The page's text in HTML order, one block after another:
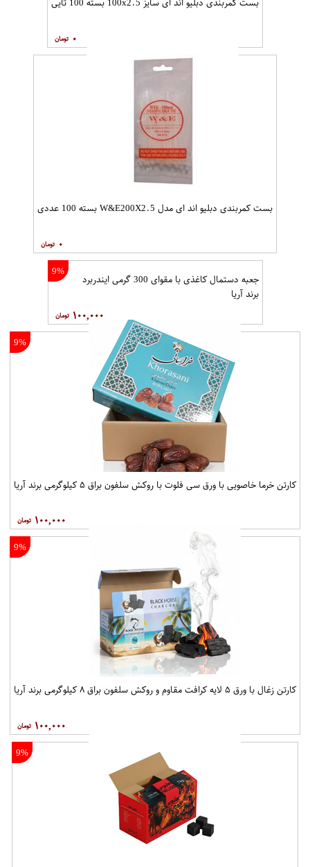
۰
بست کمربندی دبلیو اند ای مدل W&E200X2.5 بسته 100 عددی
۰
9%
جعبه دستمال کاغذی با مقوای 300 گرمی ایندربرد
برند آریا
۱۰۰,۰۰۰
9%
کارتن خرما خاصویی با ورق سی فلوت با روکش سلفون براق ۵ کیلوگرمی برند آریا
۱۰۰,۰۰۰
9%
کارتن زغال با ورق ۵ لایه کرافت مقاوم و روکش سلفون براق ۸ کیلوگرمی برند آریا
۱۰۰,۰۰۰
9%